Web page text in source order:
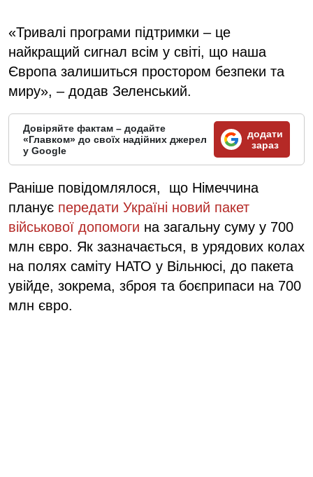
«Тривалі програми підтримки – це
найкращий сигнал всім у світі, що наша
Європа залишиться простором безпеки та
миру», – додав Зеленський.
Довіряйте фактам – додайте
«Главком» до своїх надійних джерел
у Google
додати
зараз
Раніше повідомлялося, що Німеччина
планує передати Україні новий пакет
військової допомоги на загальну суму у 700
млн євро. Як зазначається, в урядових колах
на полях саміту НАТО у Вільнюсі, до пакета
увійде, зокрема, зброя та боєприпаси на 700
млн євро.